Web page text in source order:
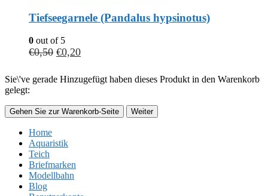
Tiefseegarnele (Pandalus hypsinotus)
0 out of 5
€0,50 €0,20
Sie\'ve gerade Hinzugefügt haben dieses Produkt in den Warenkorb
gelegt:
Gehen Sie zur Warenkorb-Seite Weiter
Home
Aquaristik
Teich
Briefmarken
Modellbahn
Blog